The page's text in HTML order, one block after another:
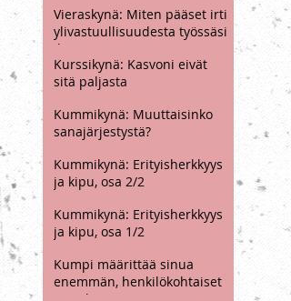
Vieraskynä: 5 herkän
ihmisen toimimatonta tapaa
karttaa konfliktia
Vieraskynä: Miten pääset irti
ylivastuullisuudesta työssäsi
ilman, että sinun tarvitsee
irtisanoutua
Kurssikynä: Kasvoni eivät
sitä paljasta
Kummikynä: Muuttaisinko
sanajärjestystä?
Kummikynä: Erityisherkkyys
ja kipu, osa 2/2
Kummikynä: Erityisherkkyys
ja kipu, osa 1/2